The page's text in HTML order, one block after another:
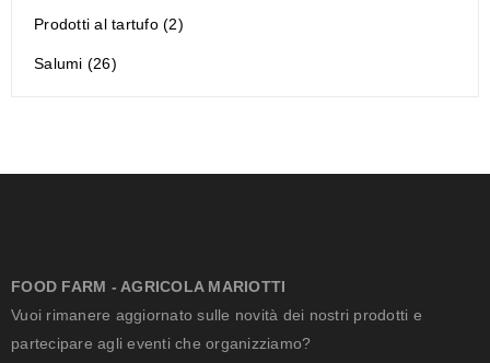
Prodotti al tartufo (2)
Salumi (26)
FOOD FARM - AGRICOLA MARIOTTI
Vuoi rimanere aggiornato sulle novità dei nostri prodotti e
partecipare agli eventi che organizziamo?